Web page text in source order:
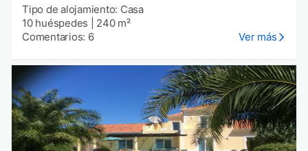
Tipo de alojamiento: Casa
10 huéspedes
240 m²
Comentarios: 6
Ver más